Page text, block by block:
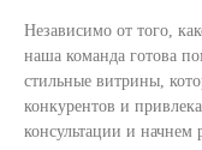
Независимо от того,
наша команда готова
стильные витрины,
конкурентов и
консультации и